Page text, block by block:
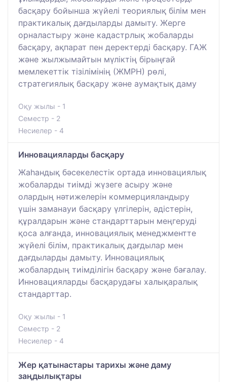
басқару бойынша жүйелі теориялық білім мен
практикалық дағдыларды дамыту. Жерге
орналастыру және кадастрлық жобаларды
басқару, ақпарат пен деректерді басқару. ГАЖ
және жылжымайтын мүліктің бірыңғай
мемлекеттік тізілімінің (ЖМРН) рөлі,
стратегиялық басқару және аумақтық даму
Оқу жылы - 1
Семестр - 2
Несиелер - 4
Инновацияларды басқару
Жаһандық бәсекелестік ортада инновациялық
жобаларды тиімді жүзеге асыру және
олардың нәтижелерін коммерцияландыру
үшін заманауи басқару үлгілерін, әдістерін,
құралдарын және стандарттарын меңгеруді
қоса алғанда, инновациялық менеджментте
жүйелі білім, практикалық дағдылар мен
дағдыларды дамыту. Инновациялық
жобалардың тиімділігін басқару және бағалау.
Инновацияларды басқарудағы халықаралық
стандарттар.
Оқу жылы - 1
Семестр - 2
Несиелер - 4
Жер қатынастары тарихы және даму
заңдылықтары